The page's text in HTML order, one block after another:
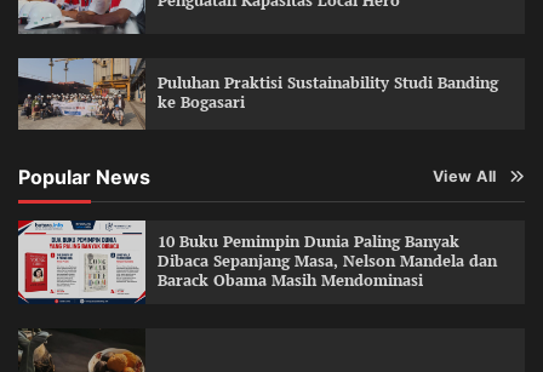
Puluhan Praktisi Sustainability Studi Banding
ke Bogasari
Popular News View All
10 Buku Pemimpin Dunia Paling Banyak
Dibaca Sepanjang Masa, Nelson Mandela dan
Barack Obama Masih Mendominasi